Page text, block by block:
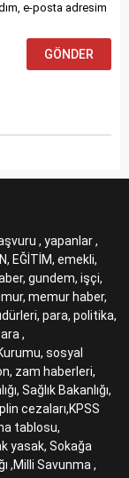
e-posta adresim
, yapanlar ,
EĞİTİM, emekli,
gundem, işçi,
memur haber,
para, politika,
,
sosyal
zam haberleri,
Sağlık Bakanlığı,
cezaları,KPSS
tablosu,
yasak, Sokağa
,Milli Savunma ,